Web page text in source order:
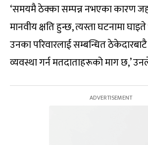
‘समयमै ठेक्का सम्पन्न नभएका कारण
मानवीय क्षति हुन्छ, त्यस्ता घटनामा
उनका परिवारलाई सम्बन्धित ठेकेदारबाटै
व्यवस्था गर्न मतदाताहरूको माग छ,’